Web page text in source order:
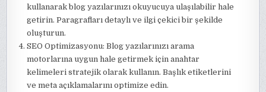
kullanarak blog yazılarınızı okuyucuya ulaşılabilir hale
getirin. Paragrafları detaylı ve ilgi çekici bir şekilde
oluşturun.
SEO Optimizasyonu: Blog yazılarınızı arama
motorlarına uygun hale getirmek için anahtar
kelimeleri stratejik olarak kullanın. Başlık etiketlerini
ve meta açıklamalarını optimize edin.